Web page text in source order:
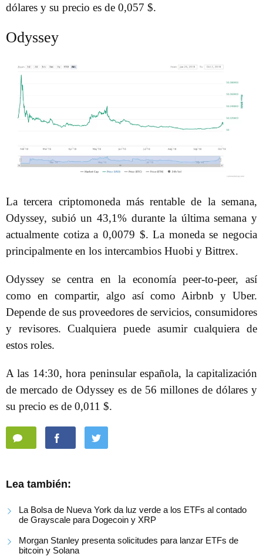
dólares y su precio es de 0,057 $.
Odyssey
La tercera criptomoneda más rentable de la semana,
Odyssey, subió un 43,1% durante la última semana y
actualmente cotiza a 0,0079 $. La moneda se negocia
principalmente en los intercambios Huobi y Bittrex.
Odyssey se centra en la economía peer-to-peer, así
como en compartir, algo así como Airbnb y Uber.
Depende de sus proveedores de servicios, consumidores
y revisores. Cualquiera puede asumir cualquiera de
estos roles.
A las 14:30, hora peninsular española, la capitalización
de mercado de Odyssey es de 56 millones de dólares y
su precio es de 0,011 $.
Lea también:
La Bolsa de Nueva York da luz verde a los ETFs al contado
de Grayscale para Dogecoin y XRP
Morgan Stanley presenta solicitudes para lanzar ETFs de
bitcoin y Solana